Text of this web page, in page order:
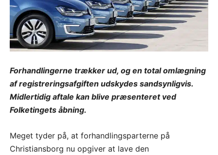
Forhandlingerne trækker ud, og en total omlægning
af registreringsafgiften udskydes sandsynligvis.
Midlertidig aftale kan blive præsenteret ved
Folketingets åbning.
Meget tyder på, at forhandlingsparterne på
Christiansborg nu opgiver at lave den